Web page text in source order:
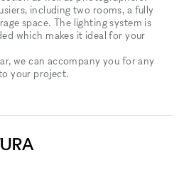
including two rooms, a fully
space. The lighting system is
which makes it ideal for your
we can accompany you for any
your project.